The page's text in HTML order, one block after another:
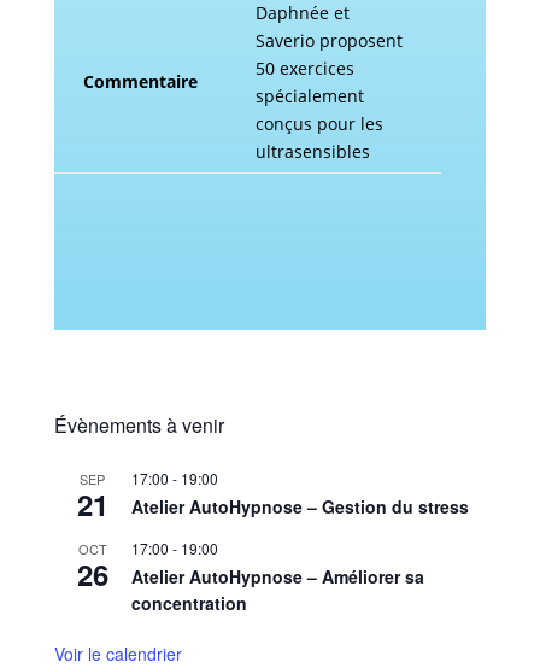
Commentaire
Daphnée et
Saverio proposent
50 exercices
spécialement
conçus pour les
ultrasensibles
Évènements à venir
SEP
21
17:00 - 19:00
Atelier AutoHypnose – Gestion du stress
OCT
26
17:00 - 19:00
Atelier AutoHypnose – Améliorer sa
concentration
Voir le calendrier